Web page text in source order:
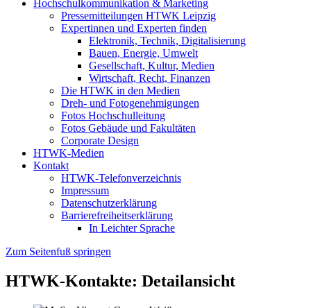
Hochschulkommunikation & Marketing
Pressemitteilungen HTWK Leipzig
Expertinnen und Experten finden
Elektronik, Technik, Digitalisierung
Bauen, Energie, Umwelt
Gesellschaft, Kultur, Medien
Wirtschaft, Recht, Finanzen
Die HTWK in den Medien
Dreh- und Fotogenehmigungen
Fotos Hochschulleitung
Fotos Gebäude und Fakultäten
Corporate Design
HTWK-Medien
Kontakt
HTWK-Telefonverzeichnis
Impressum
Datenschutzerklärung
Barrierefreiheitserklärung
In Leichter Sprache
Zum Seitenfuß springen
HTWK-Kontakte: Detailansicht